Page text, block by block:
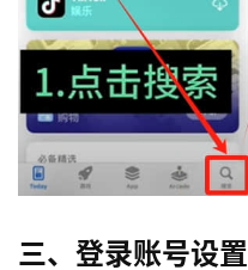
三、登录账号设置